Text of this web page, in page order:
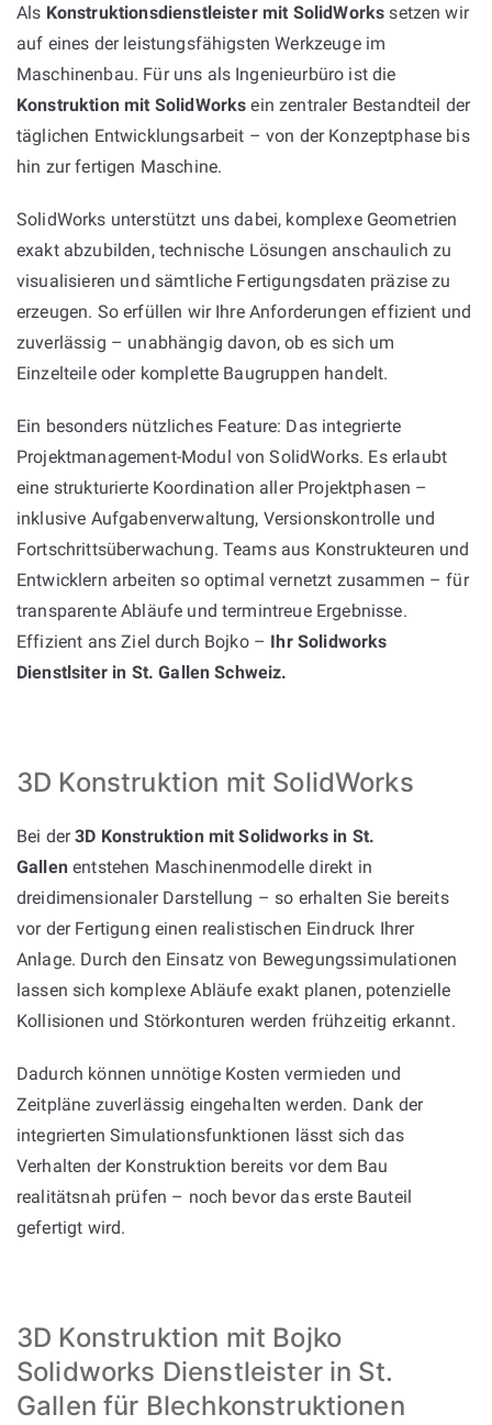
Als Konstruktionsdienstleister mit SolidWorks setzen wir
auf eines der leistungsfähigsten Werkzeuge im
Maschinenbau. Für uns als Ingenieurbüro ist die
Konstruktion mit SolidWorks ein zentraler Bestandteil der
täglichen Entwicklungsarbeit – von der Konzeptphase bis
hin zur fertigen Maschine.
SolidWorks unterstützt uns dabei, komplexe Geometrien
exakt abzubilden, technische Lösungen anschaulich zu
visualisieren und sämtliche Fertigungsdaten präzise zu
erzeugen. So erfüllen wir Ihre Anforderungen effizient und
zuverlässig – unabhängig davon, ob es sich um
Einzelteile oder komplette Baugruppen handelt.
Ein besonders nützliches Feature: Das integrierte
Projektmanagement-Modul von SolidWorks. Es erlaubt
eine strukturierte Koordination aller Projektphasen –
inklusive Aufgabenverwaltung, Versionskontrolle und
Fortschrittsüberwachung. Teams aus Konstrukteuren und
Entwicklern arbeiten so optimal vernetzt zusammen – für
transparente Abläufe und termintreue Ergebnisse.
Effizient ans Ziel durch Bojko – Ihr Solidworks
Dienstlsiter in St. Gallen Schweiz.
3D Konstruktion mit SolidWorks
Bei der3D Konstruktion mit Solidworks in St.
Gallenentstehen Maschinenmodelle direkt in
dreidimensionaler Darstellung – so erhalten Sie bereits
vor der Fertigung einen realistischen Eindruck Ihrer
Anlage. Durch den Einsatz von Bewegungssimulationen
lassen sich komplexe Abläufe exakt planen, potenzielle
Kollisionen und Störkonturen werden frühzeitig erkannt.
Dadurch können unnötige Kosten vermieden und
Zeitpläne zuverlässig eingehalten werden. Dank der
integrierten Simulationsfunktionen lässt sich das
Verhalten der Konstruktion bereits vor dem Bau
realitätsnah prüfen – noch bevor das erste Bauteil
gefertigt wird.
3D Konstruktion mit Bojko
Solidworks Dienstleister in St.
Gallen für Blechkonstruktionen